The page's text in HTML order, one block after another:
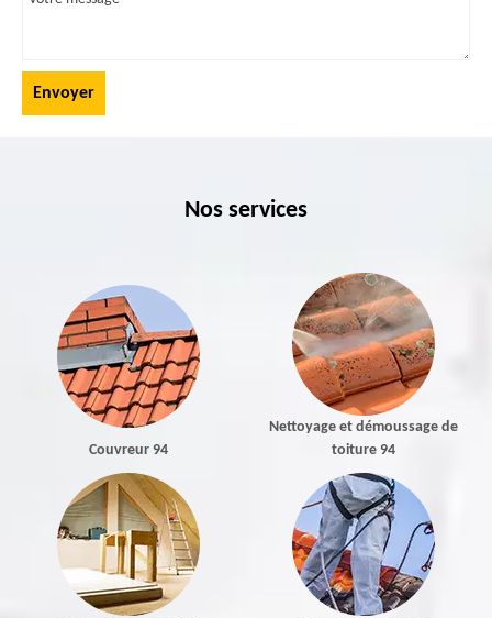
Nos services
Couvreur 94
Nettoyage et démoussage de
toiture 94